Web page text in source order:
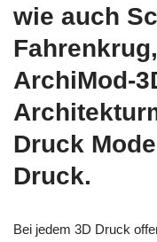
wie auch
ArchiMod-
Druck
Druck.
Bei jedem 3D Druck